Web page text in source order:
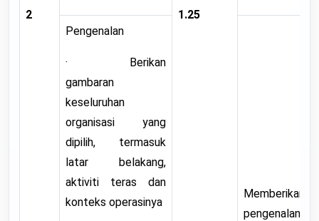
2
1.25
Pengenalan
· Berikan
gambaran
keseluruhan
organisasi yang
dipilih, termasuk
latar belakang,
aktiviti teras dan
konteks operasinya
Memberikan
pengenalan